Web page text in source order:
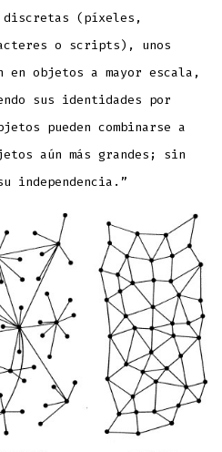
discretas (píxeles,
o scripts), unos
en objetos a mayor escala,
sus identidades por
pueden combinarse a
aún más grandes; sin
independencia.”